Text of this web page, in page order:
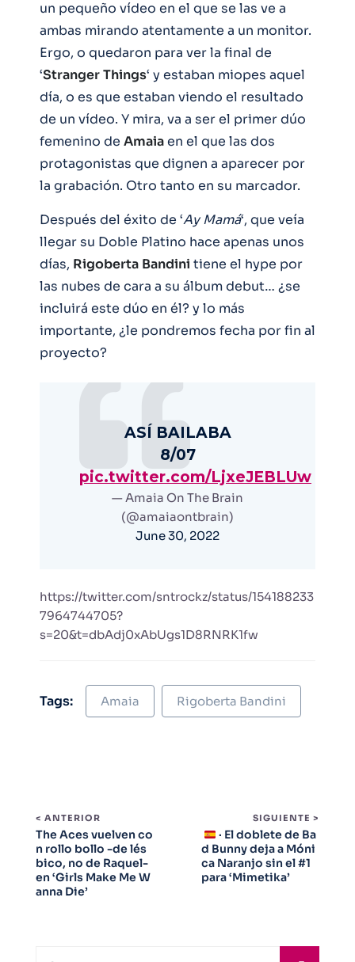
un pequeño vídeo en el que se las ve a
ambas mirando atentamente a un monitor.
Ergo, o quedaron para ver la final de
‘StrangerThings‘ y estaban miopes aquel
día, o es que estaban viendo el resultado
de un vídeo. Y mira, va a ser el primer dúo
femenino de Amaiaen el que las dos
protagonistas que dignen a aparecer por
la grabación. Otro tanto en su marcador.
Después del éxito de ‘Ay Mamá‘, que veía
llegar su Doble Platino hace apenas unos
días, Rigoberta Bandini tiene el hype por
las nubes de cara a su álbum debut… ¿se
incluirá este dúo en él? y lo más
importante, ¿le pondremos fecha por fin al
proyecto?
ASÍ BAILABA
8/07
pic.twitter.com/LjxeJEBLUw
— Amaia On The Brain
(@amaiaontbrain)
June 30, 2022
https://twitter.com/sntrockz/status/154188233
7964744705?
s=20&t=dbAdj0xAbUgs1D8RNRK1fw
Tags: Amaia Rigoberta Bandini
< ANTERIOR
The Aces vuelven co
n rollo bollo -de lés
bico, no de Raquel-
en ‘Girls Make Me W
anna Die’
SIGUIENTE >
· El doblete de Ba
d Bunny deja a Móni
ca Naranjo sin el #1
para ‘Mimetika’